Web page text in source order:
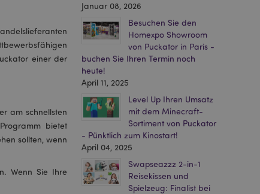
einer der
am schnellsten
bietet
sollten, wenn
Wenn Sie Ihre
Januar 08, 2026
Besuchen Sie den
Homexpo Showroom
von Puckator in Paris -
buchen Sie Ihren Termin noch
heute!
April 11, 2025
Level Up Ihren Umsatz
mit dem Minecraft-
Sortiment von Puckator
- Pünktlich zum Kinostart!
April 04, 2025
Swapseazzz 2-in-1
Reisekissen und
Spielzeug: Finalist bei